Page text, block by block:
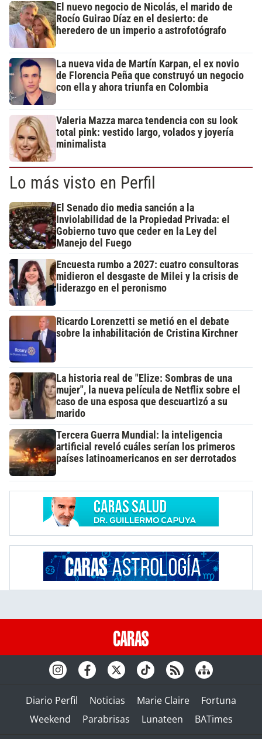
El nuevo negocio de Nicolás, el marido de
Rocío Guirao Díaz en el desierto: de
heredero de un imperio a astrofotógrafo
La nueva vida de Martín Karpan, el ex novio
de Florencia Peña que construyó un negocio
con ella y ahora triunfa en Colombia
Valeria Mazza marca tendencia con su look
total pink: vestido largo, volados y joyería
minimalista
Lo más visto en Perfil
El Senado dio media sanción a la
Inviolabilidad de la Propiedad Privada: el
Gobierno tuvo que ceder en la Ley del
Manejo del Fuego
Encuesta rumbo a 2027: cuatro consultoras
midieron el desgaste de Milei y la crisis de
liderazgo en el peronismo
Ricardo Lorenzetti se metió en el debate
sobre la inhabilitación de Cristina Kirchner
La historia real de "Elize: Sombras de una
mujer", la nueva película de Netflix sobre el
caso de una esposa que descuartizó a su
marido
Tercera Guerra Mundial: la inteligencia
artificial reveló cuáles serían los primeros
países latinoamericanos en ser derrotados
Diario Perfil Noticias Marie Claire
Fortuna
Weekend
Parabrisas Lunateen BATimes